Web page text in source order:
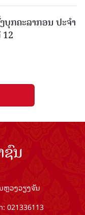
ບຸກຄະລາກອນ ປະຈໍາ
ນ
ວງວຽງຈັນ
021336113